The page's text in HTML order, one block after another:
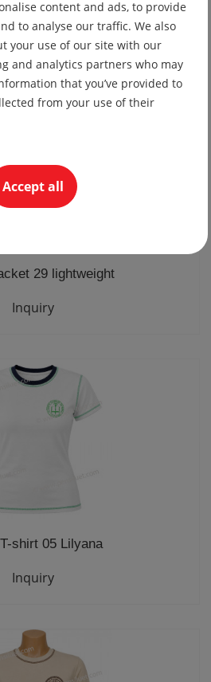
19.56 lv
29 lightweight
Inquiry
shirt 05 Lilyana
Inquiry
content and ads, to provide
to analyse our traffic. We also
your use of our site with our
and analytics partners who may
that you’ve provided to
from your use of their
Accept all